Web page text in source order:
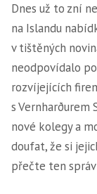
Dnes už to zní
na Islandu
v tištěných
neodpovídalo
rozvíjejících
s Vernharðurem
nové kolegy a
doufat, že si
přečte ten